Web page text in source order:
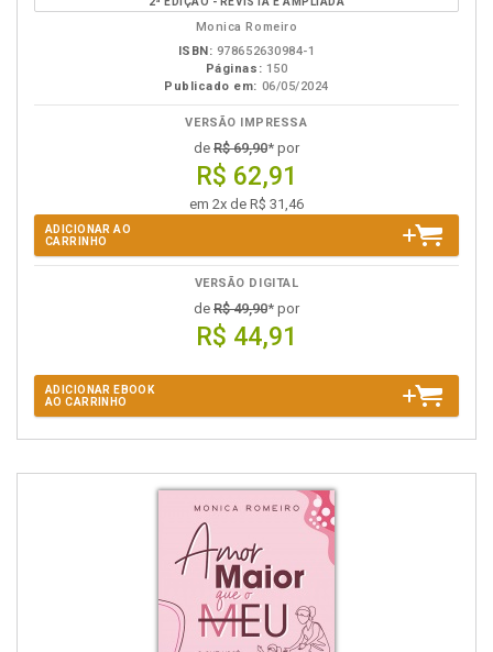
eBookB.V.
obra
Monica Romeiro
ISBN: 978652630984-1
Páginas: 150
Publicado em: 06/05/2024
VERSÃO IMPRESSA
de R$ 69,90* por
R$ 62,91
em 2x de R$ 31,46
ADICIONAR AO
CARRINHO
VERSÃO DIGITAL
de R$ 49,90* por
R$ 44,91
ADICIONAR EBOOK
AO CARRINHO